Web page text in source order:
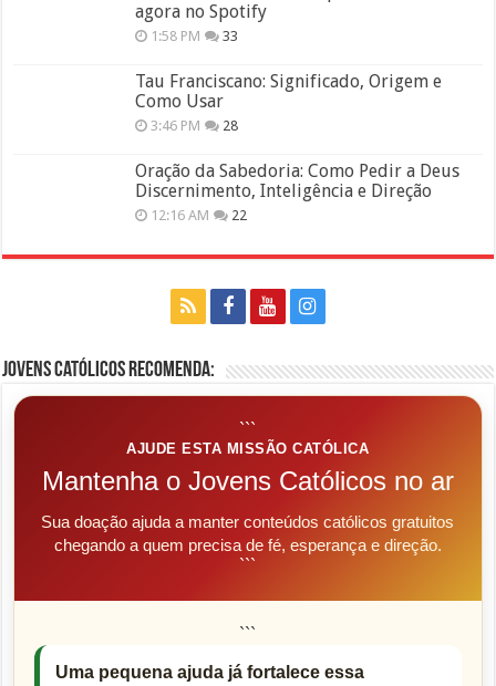
agora no Spotify
1:58 PM 33
Tau Franciscano: Significado, Origem e
Como Usar
3:46 PM 28
Oração da Sabedoria: Como Pedir a Deus
Discernimento, Inteligência e Direção
12:16 AM 22
Jovens Católicos Recomenda:
```
AJUDE ESTA MISSÃO CATÓLICA
Mantenha o Jovens Católicos no ar
Sua doação ajuda a manter conteúdos católicos gratuitos
chegando a quem precisa de fé, esperança e direção.
```
```
Uma pequena ajuda já fortalece essa